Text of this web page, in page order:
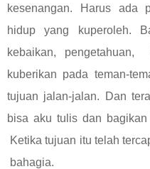
kesenangan. Harus ada
hidup yang kuperoleh.
kebaikan,
kuberikan pada teman-
tujuan jalan-jalan. Dan
bisa aku tulis dan
Ketika tujuan itu telah
bahagia.